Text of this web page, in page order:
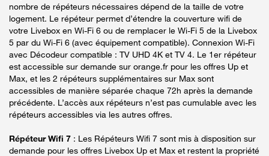
nombre de répéteurs nécessaires dépend de la taille de votre
logement. Le répéteur permet d’étendre la couverture wifi de
votre Livebox en Wi-Fi 6 ou de remplacer le Wi-Fi 5 de la Livebox
5 par du Wi-Fi 6 (avec équipement compatible). Connexion Wi-Fi
avec Décodeur compatible : TV UHD 4K et TV 4. Le 1er répéteur
est accessible sur demande sur orange.fr pour les offres Up et
Max, et les 2 répéteurs supplémentaires sur Max sont
accessibles de manière séparée chaque 72h après la demande
précédente. L’accès aux répéteurs n’est pas cumulable avec les
répéteurs accessibles via les autres offres.
Répéteur Wifi 7 : Les Répéteurs Wifi 7 sont mis à disposition sur
demande pour les offres Livebox Up et Max et restent la propriété